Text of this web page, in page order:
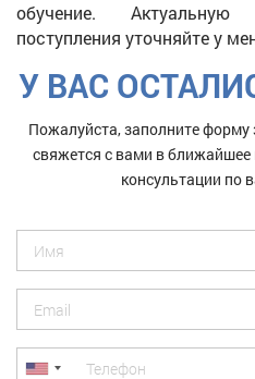
обучение.
поступления уточняйте у
У ВАС
Пожалуйста, заполните форму
свяжется с вами в
консультации по